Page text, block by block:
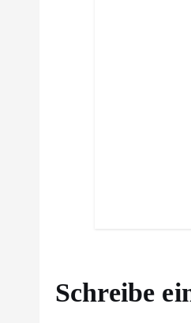
Schreibe